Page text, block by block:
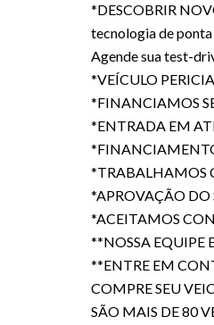
*DESCOBRIR
tecnologia de
Agende sua test-
*VEÍCULO
*FINANCIAMOS
*ENTRADA EM
*TRABALHAMOS
*APROVAÇÃO DO
*ACEITAMOS
**NOSSA EQUIPE
**ENTRE EM
COMPRE SEU
SÃO MAIS DE 80